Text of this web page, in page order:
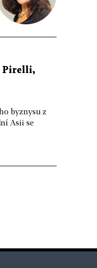
Pirelli,
byznysu z
Asii se